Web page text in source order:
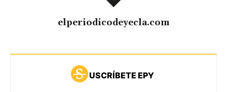
elperiodicodeyecla.com
USCRÍBETE EPY